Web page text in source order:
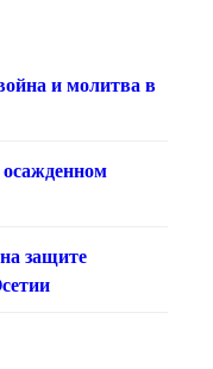
и молитва в
защите